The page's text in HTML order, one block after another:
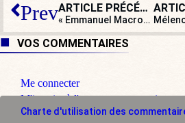
Prev ARTICLE PRÉCÉDENT
« Emmanuel Macron joue sur la reductio ad hitlerum qui devient une reductio ad lepenum »
VOS COMMENTAIRES
Me connecter
M'inscrire à l'espace commentaire
Charte d'utilisation des